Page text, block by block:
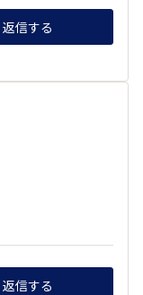
返信する
返信する